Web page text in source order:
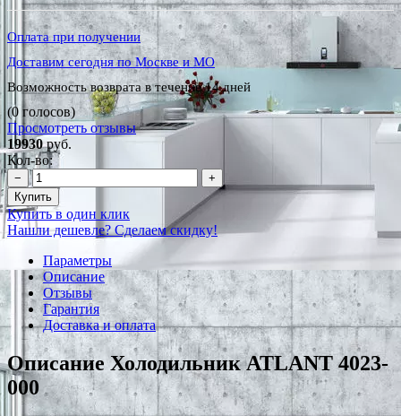
Оплата при получении
Доставим сегодня по Москве и МО
Возможность возврата в течение 14 дней
(0 голосов)
Просмотреть отзывы
19930руб.
Кол-во:
−
+
Купить
Купить в один клик
Нашли дешевле? Сделаем скидку!
Параметры
Описание
Отзывы
Гарантия
Доставка и оплата
Описание Холодильник ATLANT 4023-
000